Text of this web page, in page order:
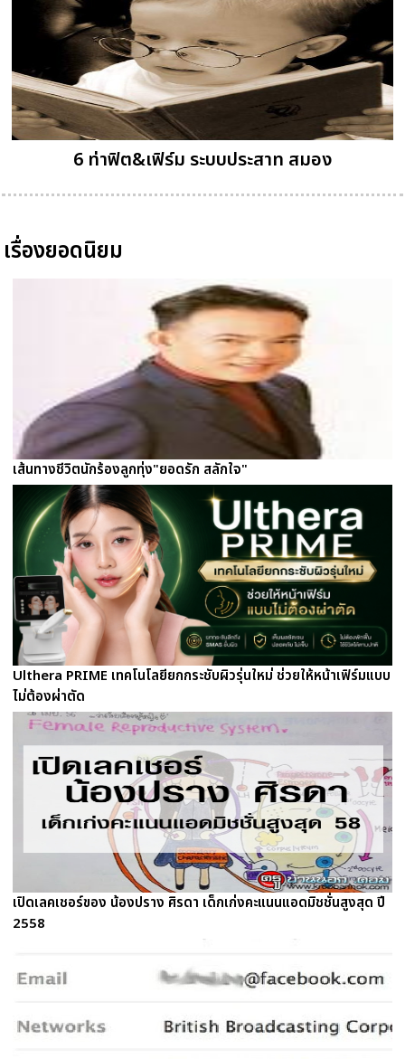
6 ท่าฟิต&เฟิร์ม ระบบประสาท สมอง
เรื่องยอดนิยม
เส้นทางชีวิตนักร้องลูกทุ่ง"ยอดรัก สลักใจ"
Ulthera PRIME เทคโนโลยียกกระชับผิวรุ่นใหม่ ช่วยให้หน้าเฟิร์มแบบ
ไม่ต้องผ่าตัด
เปิดเลคเชอร์ของ น้องปราง ศิรดา เด็กเก่งคะแนนแอดมิชชั่นสูงสุด ปี
2558